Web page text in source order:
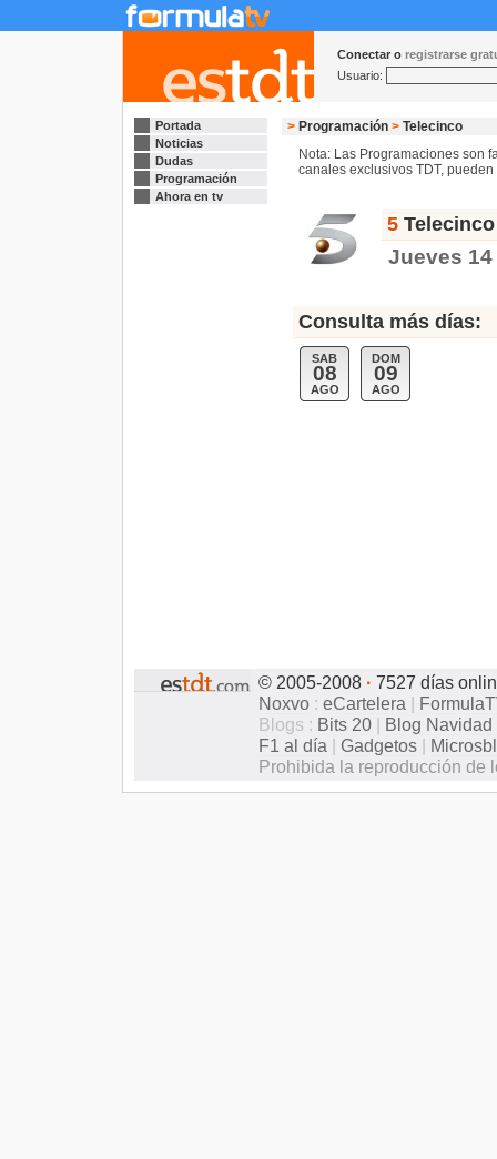
Conectar o registrarse
Usuario:
Portada
Noticias
Dudas
Programación
Ahora en tv
> Programación > Telecinco
Nota: Las Programaciones son
canales exclusivos TDT,
5
Jueves
Consulta más días:
SAB
08
AGO
DOM
09
AGO
© 2005-2008 · 7527 días
Noxvo : eCartelera |
Blogs : Bits 20 | Blog Navidad
F1 al día | Gadgetos |
Prohibida la reproducción de